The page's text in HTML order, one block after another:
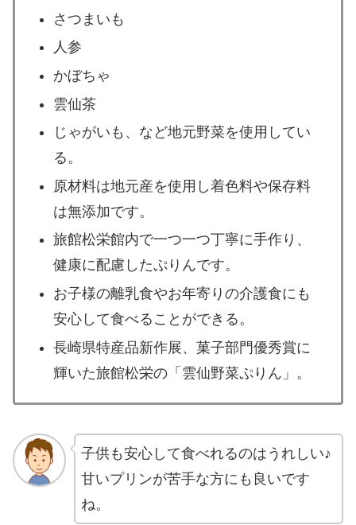
さつまいも
人参
かぼちゃ
雲仙茶
じゃがいも、など地元野菜を使用してい
る。
原材料は地元産を使用し着色料や保存料
は無添加です。
旅館松栄館内で一つ一つ丁寧に手作り、
健康に配慮したぷりんです。
お子様の離乳食やお年寄りの介護食にも
安心して食べることができる。
長崎県特産品新作展、菓子部門優秀賞に
輝いた旅館松栄の「雲仙野菜ぷりん」。
子供も安心して食べれるのはうれしい♪
甘いプリンが苦手な方にも良いです
ね。